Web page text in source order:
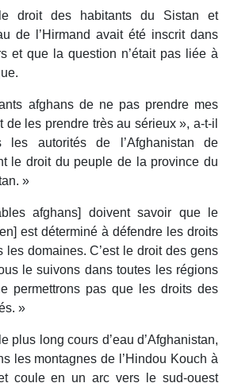
droit des habitants du Sistan et
de l’Hirmand avait été inscrit dans
et que la question n’était pas liée à
afghans de ne pas prendre mes
de les prendre très au sérieux », a-t-il
les autorités de l’Afghanistan de
le droit du peuple de la province du
»
afghans] doivent savoir que le
est déterminé à défendre les droits
les domaines. C’est le droit des gens
le suivons dans toutes les régions
permettrons pas que les droits des
»
plus long cours d’eau d’Afghanistan,
les montagnes de l’Hindou Kouch à
coule en un arc vers le sud-ouest